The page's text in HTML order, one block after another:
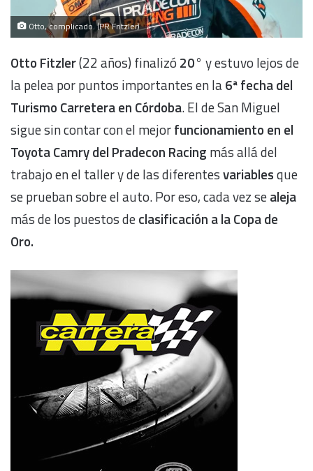
Otto, complicado. (PR Fritzler)
Otto Fitzler(22 años) finalizó 20° y estuvo lejos de
la pelea por puntos importantes en la6ª fecha del
Turismo Carretera en Córdoba. El de San Miguel
sigue sin contar con el mejorfuncionamiento en el
Toyota Camry del Pradecon Racing más allá del
trabajo en el taller y de las diferentesvariablesque
se prueban sobre el auto. Por eso, cada vez sealeja
más de los puestos declasificación a la Copa de
Oro.